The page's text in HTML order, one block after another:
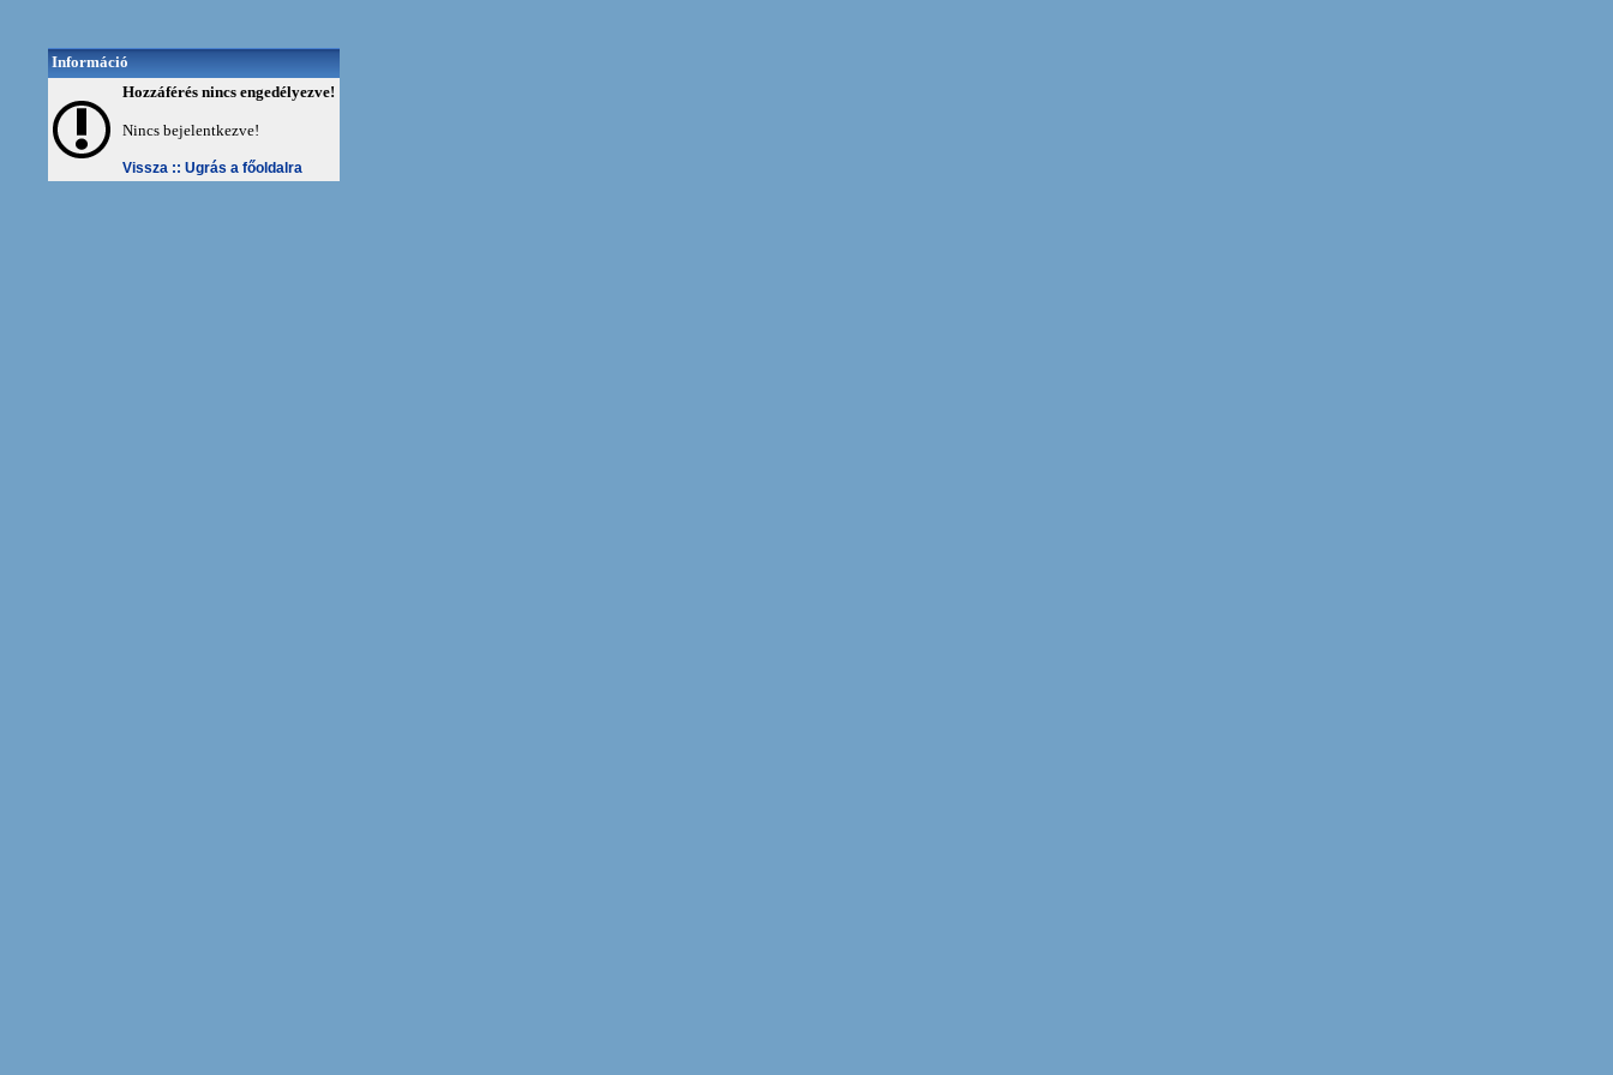
Információ
Hozzáférés nincs engedélyezve!
Nincs bejelentkezve!
Vissza :: Ugrás a főoldalra